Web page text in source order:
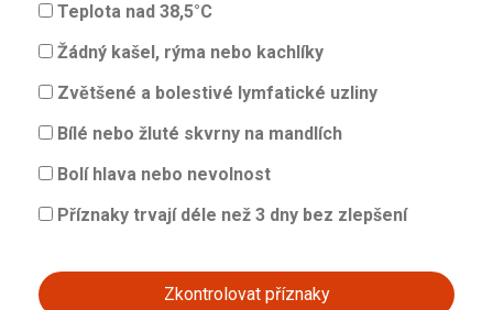
Teplota nad 38,5°C
Žádný kašel, rýma nebo kachlíky
Zvětšené a bolestivé lymfatické uzliny
Bílé nebo žluté skvrny na mandlích
Bolí hlava nebo nevolnost
Příznaky trvají déle než 3 dny bez zlepšení
Zkontrolovat příznaky